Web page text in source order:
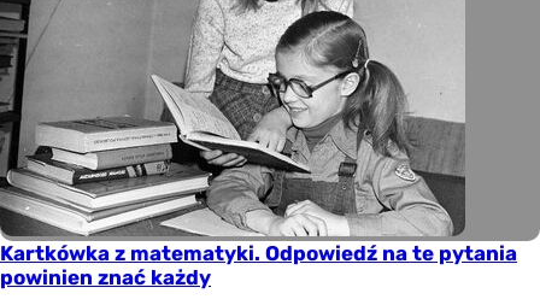
Kartkówka z matematyki. Odpowiedź na te pytania
powinien znać każdy